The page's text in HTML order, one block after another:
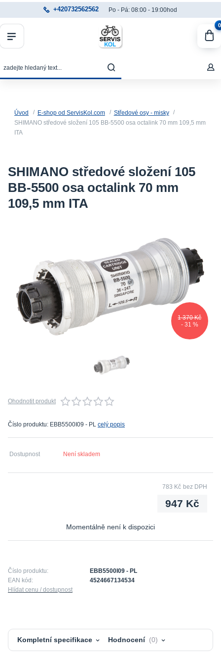
+420732562562 Po - Pá: 08:00 - 19:00hod
0
Úvod E-shop od ServisKol.com
Středové osy - misky
SHIMANO středové složení 105 BB-5500 osa octalink 70 mm 109,5 mm
ITA
SHIMANO středové složení 105
BB-5500 osa octalink 70 mm
109,5 mm ITA
1 370 Kč
- 31 %
Ohodnotit produkt
Číslo produktu: EBB5500I09 - PL celý popis
Dostupnost Není skladem
947 Kč
783 Kč bez DPH
Momentálně není k dispozici
Číslo produktu:
EBB5500I09 - PL
EAN kód:
4524667134534
Hlídat cenu / dostupnost
Kompletní specifikace Hodnocení 0